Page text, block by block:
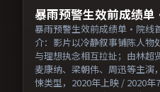
暴雨预警生效前成绩
暴雨预警生效前成绩单·院线
介：影片以冷静叙事铺陈人物
与理想执念相互拉扯；由林超
麦康纳、梁朝伟、周迅等主演
悚类型，2020年上映 / 2020年